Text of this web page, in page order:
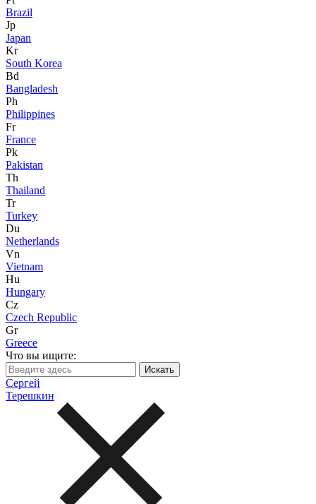
Brazil
Jp
Japan
Kr
South Korea
Bd
Bangladesh
Ph
Philippines
Fr
France
Pk
Pakistan
Th
Thailand
Tr
Turkey
Du
Netherlands
Vn
Vietnam
Hu
Hungary
Cz
Czech Republic
Gr
Greece
Что вы ищите:
Сергей
Терешкин